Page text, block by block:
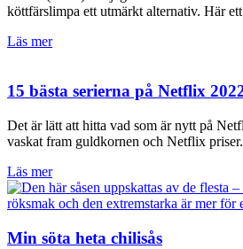
köttfärslimpa ett utmärkt alternativ. Här
Läs mer
15 bästa serierna på Netflix
Det är lätt att hitta vad som är nytt på
vaskat fram guldkornen och Netflix priser.
Läs mer
Min söta heta chilisås